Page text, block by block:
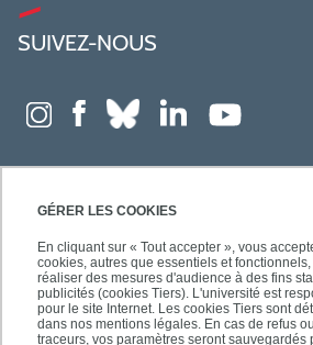
GÉRER LES COOKIES
En cliquant sur « Tout accepter », vous
cookies, autres que essentiels et
réaliser des mesures d'audience à des fins
publicités (cookies Tiers). L'université est
pour le site Internet. Les cookies Tiers sont
dans nos mentions légales. En cas de refus
traceurs, vos paramètres seront sauvegardés
SUIVEZ-NOUS